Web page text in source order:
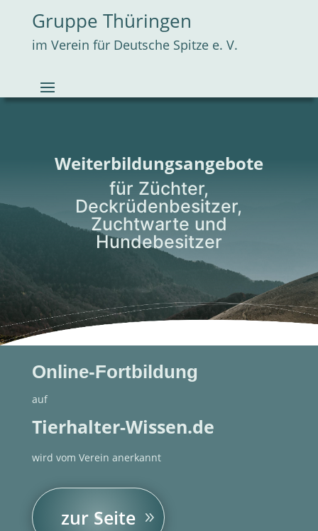
Gruppe Thüringen
im Verein für Deutsche Spitze e. V.
Weiterbildungsangebote
für Züchter,
Deckrüdenbesitzer,
Zuchtwarte und
Hundebesitzer
Online-Fortbildung
auf
Tierhalter-Wissen.de
wird vom Verein anerkannt
zur Seite